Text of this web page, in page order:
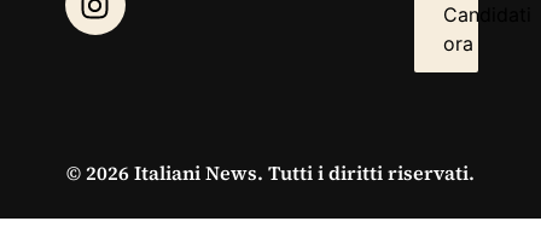
Candidati
ora
© 2026 Italiani News. Tutti i diritti riservati.